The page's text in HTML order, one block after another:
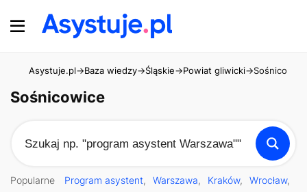
Asystuje.pl→Baza wiedzy→Śląskie→Powiat gliwicki→Sośnicowice
Sośnicowice
Popularne Program asystent Warszawa Kraków
Wrocław